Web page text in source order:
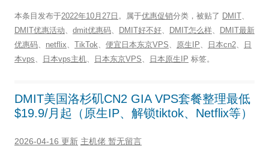
本条目发布于2022年10月27日 。属于优惠促销分类，被贴了 DMIT、
DMIT优惠活动、 dmit优惠码、 DMIT好不好、 DMIT怎么样、
DMIT最新
优惠码、 netflix、 TikTok、 便宜日本东京VPS、 原生IP、 日本cn2、
日
本vps、 日本vps主机、 日本东京VPS、 日本原生IP 标签。
DMIT美国洛杉矶CN2 GIA VPS套餐整理最低
$19.9/月起（原生IP、解锁tiktok、Netflix等）
2026-04-16 更新 主机佬 暂无留言